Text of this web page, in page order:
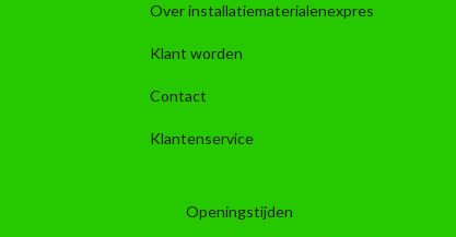
Over installatiematerialenexpres
Klant worden
Contact
Klantenservice
Openingstijden